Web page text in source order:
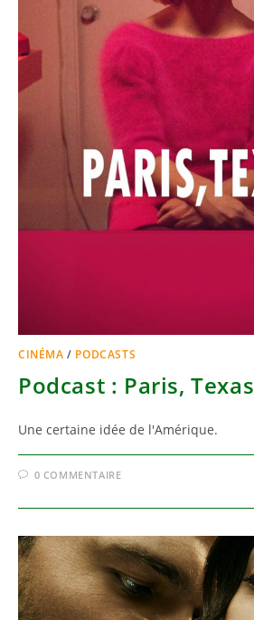
CINÉMA / PODCASTS
Podcast : Paris, Texas
Une certaine idée de l'Amérique.
0 COMMENTAIRE